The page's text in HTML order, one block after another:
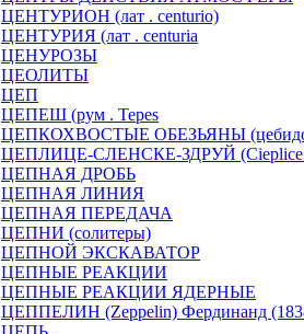
ЦЕНТУРИОН (лат . centurio)
ЦЕНТУРИЯ (лат . centuria
ЦЕНУРОЗЫ
ЦЕОЛИТЫ
ЦЕП
ЦЕПЕШ (рум . Tepes
ЦЕПКОХВОСТЫЕ ОБЕЗЬЯНЫ
ЦЕПЛИЦЕ-СЛЕНСКЕ-ЗДРУЙ (Cieplice
ЦЕПНАЯ ДРОБЬ
ЦЕПНАЯ ЛИНИЯ
ЦЕПНАЯ ПЕРЕДАЧА
ЦЕПНИ (солитеры)
ЦЕПНОЙ ЭКСКАВАТОР
ЦЕПНЫЕ РЕАКЦИИ
ЦЕПНЫЕ РЕАКЦИИ ЯДЕРНЫЕ
ЦЕППЕЛИН (Zeppelin) Фердинанд